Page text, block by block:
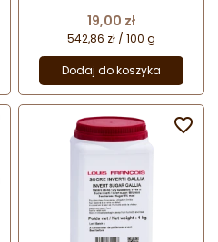
złoty
Cena
19,00 zł
542,86 zł / 100 g
Dodaj do koszyka
